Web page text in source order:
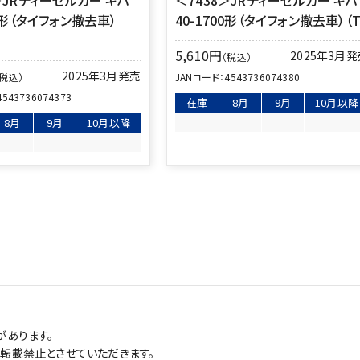
タイフォン撤去車）
込） 2025年3月発売
8月 9月 10月以降
40-1700形（タイフォン撤去車）（T
5,610円（税込） 2025年3月
JANコード：4543736074380
在庫 8月 9月 10月以降
ります。
禁止とさせていただきます。